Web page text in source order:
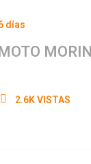
días
2.6K VISTAS